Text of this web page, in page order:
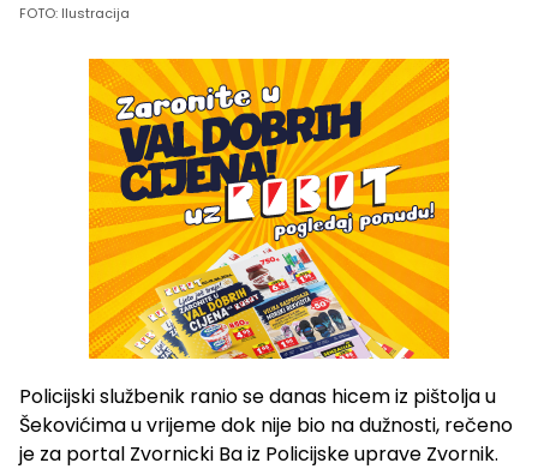
FOTO: Ilustracija
Policijski službenik ranio se danas hicem iz pištolja u
Šekovićima u vrijeme dok nije bio na dužnosti, rečeno
je za portal Zvornicki Ba iz Policijske uprave Zvornik.